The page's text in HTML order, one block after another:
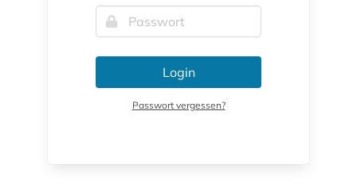
Login
Passwort vergessen?